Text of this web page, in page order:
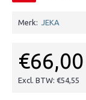
Merk: JEKA
€66,00
Excl. BTW: €54,55